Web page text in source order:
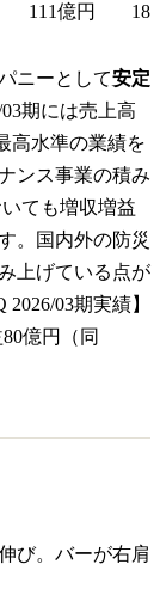
111億円
ニーとして安定
期には売上高
高水準の業績を
ンス事業の積み
ても増収増益
。国内外の防災
上げている点が
03期実績】
億円（同
び。バーが右肩